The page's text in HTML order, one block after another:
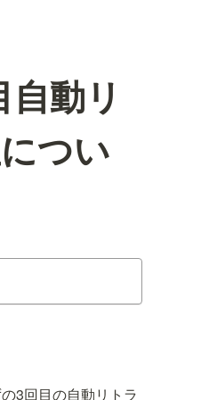
動リ
つい
3回目の自動リトラ